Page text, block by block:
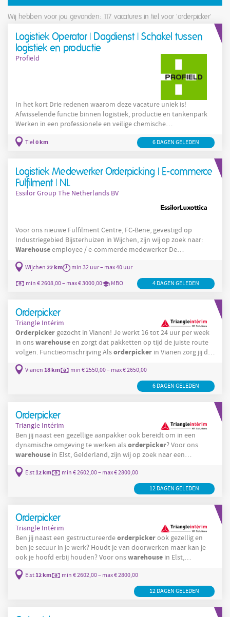
Wij hebben voor jou gevonden: 117 vacatures in tiel voor 'orderpicker'
Logistiek Operator | Dagdienst | Schakel tussen
logistiek en productie
Profield
In het kort Drie redenen waarom deze vacature uniek is!
Afwisselende functie binnen logistiek, productie en tankenpark
Werken in een professionele en veilige chemische
verantwoordelijkheid De organisatie Hier ga je aan de slag Deze
binnen de
Tiel0 km 6 DAGEN GELEDEN
Logistiek Medewerker Orderpicking | E-commerce
Fulfilment | NL
Essilor Group The Netherlands BV
Voor ons nieuwe Fulfilment Centre, FC-Bene, gevestigd op
Industriegebied Bijsterhuizen in Wijchen, zijn wij op zoek naar:
Warehouseemployee / e-commerde medewerker De
werkzaamheden bestaan primair uit het picken,
verzendklaar maken van orders van contactlenzen en
contactlens vloeistoffen en van de verzorging van de
inboundflow. Wat zijn je taken? Ontvangst en controle van
Wijchen 22 km min 32 uur – max 40 uur
min € 2608,00 – max € 3000,00 MBO 4 DAGEN GELEDEN
Orderpicker
Triangle Intérim
Orderpickergezocht in Vianen! Je werkt 16 tot 24 uur per week
in onswarehouseen zorgt dat pakketten op tijd de juiste route
volgen. Functieomschrijving Alsorderpicker in Vianen zorg jij dat
alles in het
scant zendingen en pakt dozen in en uit, zodat elk pakket op de
juiste plek terechtkomt en op tijd mee kan. In de eerste periode
Vianen 18 km min € 2550,00 – max € 2650,00
6 DAGEN GELEDEN
Orderpicker
Triangle Intérim
Ben jij naast een gezellige aanpakker ook bereidt om in een
dynamische omgeving te werken alsorderpicker? Voor ons
warehouse in Elst, Gelderland, zijn wij op zoek naar een
orderpicker
ervoor dat alle pakketjes op tijd de juiste route volgen. Klinkt dit
als iets voor jou? Lees dan verder! Functieomschrijving : Als
ben je verantwoordelijk voor het
Elst12 km min € 2602,00 – max € 2800,00
12 DAGEN GELEDEN
Orderpicker
Triangle Intérim
Ben jij naast een gestructureerdeorderpickerook gezellig en
ben je secuur in je werk? Houdt je van doorwerken maar kan je
ook je hoofd erbij houden? Voor onswarehouse in Elst,
Gelderland, zijn wij op zoek naar een
per week. Klinkt dit als iets voor jou? Lees dan verder!
ben je verantwoordelijk
voor het ompakken van pallets naar de juiste orders. Er komen
Elst12 km min € 2602,00 – max € 2800,00
12 DAGEN GELEDEN